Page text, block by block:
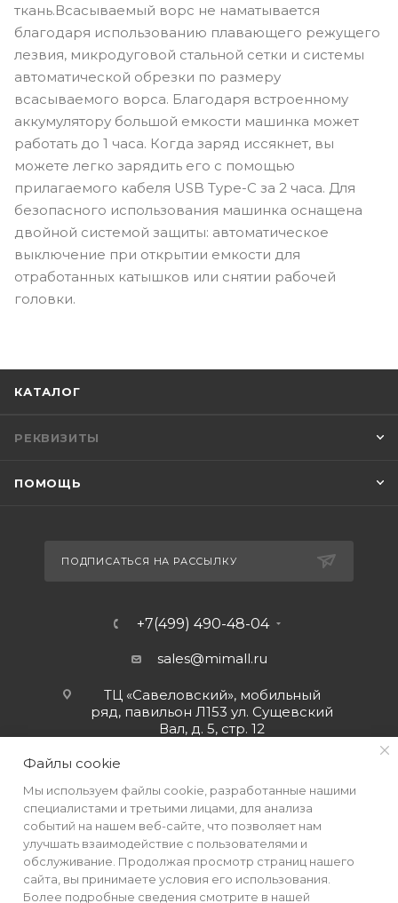
ткань.Всасываемый ворс не наматывается
благодаря использованию плавающего режущего
лезвия, микродуговой стальной сетки и системы
автоматической обрезки по размеру
всасываемого ворса. Благодаря встроенному
аккумулятору большой емкости машинка может
работать до 1 часа. Когда заряд иссякнет, вы
можете легко зарядить его с помощью
прилагаемого кабеля USB Type-C за 2 часа. Для
безопасного использования машинка оснащена
двойной системой защиты: автоматическое
выключение при открытии емкости для
отработанных катышков или снятии рабочей
головки.
КАТАЛОГ
РЕКВИЗИТЫ
ПОМОЩЬ
ПОДПИСАТЬСЯ НА РАССЫЛКУ
+7(499) 490-48-04
sales@mimall.ru
ТЦ «Савеловский», мобильный
ряд, павильон Л153 ул. Сущевский
Вал, д. 5, стр. 12
Файлы cookie
Мы используем файлы cookie, разработанные нашими
специалистами и третьими лицами, для анализа
событий на нашем веб-сайте, что позволяет нам
улучшать взаимодействие с пользователями и
обслуживание. Продолжая просмотр страниц нашего
сайта, вы принимаете условия его использования.
Более подробные сведения смотрите в нашей